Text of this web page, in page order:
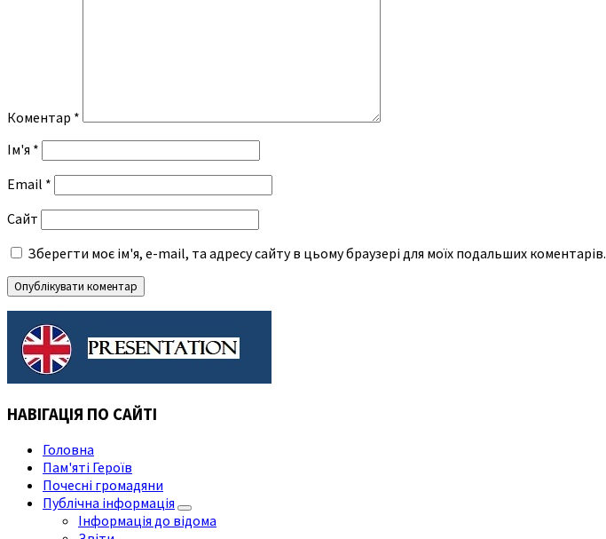
Коментар *
Ім'я *
Email *
Сайт
Зберегти моє ім'я, e-mail, та адресу сайту в цьому браузері для моїх подальших коментарів.
НАВІГАЦІЯ ПО САЙТІ
Головна
Пам'яті Героїв
Почесні громадяни
Публічна інформація
Інформація до відома